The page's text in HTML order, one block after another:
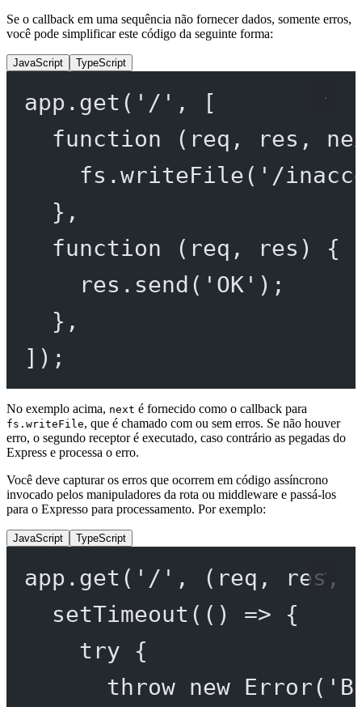
Se o callback em uma sequência não fornecer dados, somente erros,
você pode simplificar este código da seguinte forma:
JavaScript TypeScript
app. get ( '/' , [
function ( req , res ,
fs.writeFile( '/
},
function ( req , res ) {
res. send ( 'OK' );
},
]);
No exemplo acima, next é fornecido como o callback para
fs.writeFile, que é chamado com ou sem erros. Se não houver
erro, o segundo receptor é executado, caso contrário as pegadas do
Express e processa o erro.
Você deve capturar os erros que ocorrem em código assíncrono
invocado pelos manipuladores da rota ou middleware e passá-los
para o Expresso para processamento. Por exemplo:
JavaScript TypeScript
app. get ( '/' , ( req , res,
setTimeout (() => {
try {
throw
new Error(